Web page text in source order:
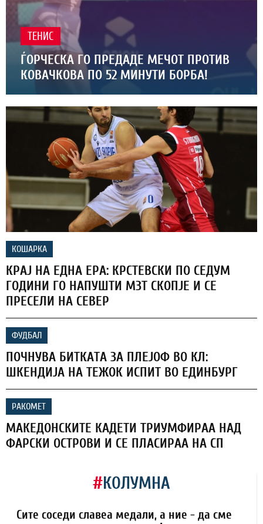
ТЕНИС
ЃОРЧЕСКА ГО ПРЕДАДЕ МЕЧОТ ПРОТИВ
КОВАЧКОВА ПО 52 МИНУТИ БОРБА!
КОШАРКА
КРАЈ НА ЕДНА ЕРА: КРСТЕВСКИ ПО СЕДУМ
ГОДИНИ ГО НАПУШТИ МЗТ СКОПЈЕ И СЕ
ПРЕСЕЛИ НА СЕВЕР
ФУДБАЛ
ПОЧНУВА БИТКАТА ЗА ПЛЕЈОФ ВО КЛ:
ШКЕНДИЈА НА ТЕЖОК ИСПИТ ВО ЕДИНБУРГ
РАКОМЕТ
МАКЕДОНСКИТЕ КАДЕТИ ТРИУМФИРАА НАД
ФАРСКИ ОСТРОВИ И СЕ ПЛАСИРАА НА СП
#КОЛУМНА
Сите соседи славеа медали, а ние - да сме